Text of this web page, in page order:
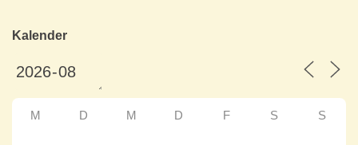
Kalender
M D M D F S S